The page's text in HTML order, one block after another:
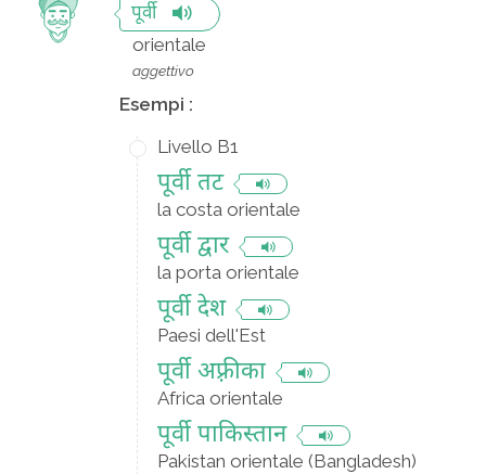
पूर्वी
orientale
aggettivo
Esempi :
Livello B1
पूर्वी तट
la costa orientale
पूर्वी द्वार
la porta orientale
पूर्वी देश
Paesi dell'Est
पूर्वी अफ़्रीका
Africa orientale
पूर्वी पाकिस्तान
Pakistan orientale (Bangladesh)